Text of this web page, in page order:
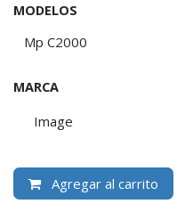
MODELOS
MARCA
Image
Agregar al carrito